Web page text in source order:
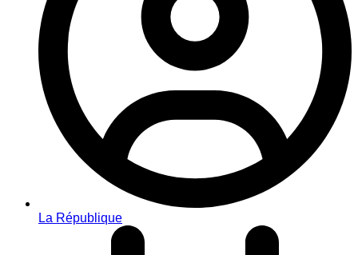
La République